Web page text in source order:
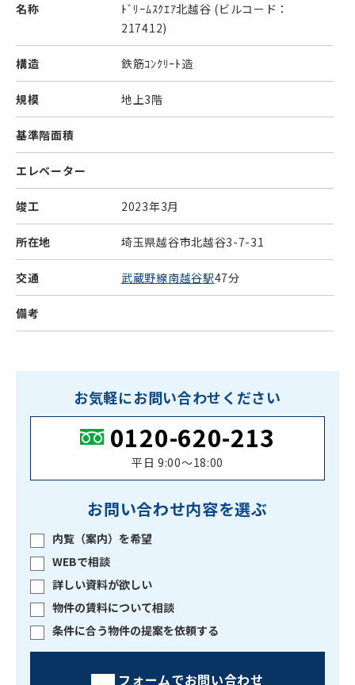
名称 ﾄﾞﾘｰﾑｽｸｴｱ北越谷 (ビルコード：
217412)
構造 鉄筋ｺﾝｸﾘｰﾄ造
規模 地上3階
基準階面積
エレベーター
竣工 2023年3月
所在地 埼玉県越谷市北越谷3-7-31
交通 武蔵野線南越谷駅47分
備考
お気軽にお問い合わせください
0120-620-213
平日 9:00〜18:00
お問い合わせ内容を選ぶ
内覧（案内）を希望
WEBで相談
詳しい資料が欲しい
物件の賃料について相談
条件に合う物件の提案を依頼する
フォームでお問い合わせ